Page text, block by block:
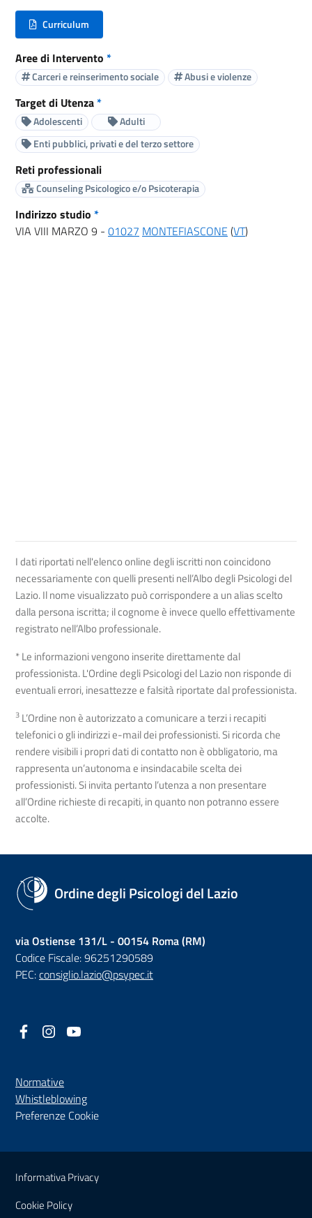
Curriculum
(nuova scheda - new tab)
Aree di Intervento *
Carceri e reinserimento sociale Abusi e violenze
Target di Utenza*
Adolescenti
Adulti
Enti pubblici, privati e del terzo settore
Reti professionali
Counseling Psicologico e/o Psicoterapia
Indirizzo studio *
VIA VIII MARZO 9 - 01027 MONTEFIASCONE (VT)
I dati riportati nell'elenco online degli iscritti non coincidono
necessariamente con quelli presenti nell’Albo degli Psicologi del
Lazio. Il nome visualizzato può corrispondere a un alias scelto
dalla persona iscritta; il cognome è invece quello effettivamente
registrato nell’Albo professionale.
* Le informazioni vengono inserite direttamente dal
professionista. L'Ordine degli Psicologi del Lazio non risponde di
eventuali errori, inesattezze e falsità riportate dal professionista.
3 L’Ordine non è autorizzato a comunicare a terzi i recapiti
telefonici o gli indirizzi e-mail dei professionisti. Si ricorda che
rendere visibili i propri dati di contatto non è obbligatorio, ma
rappresenta un’autonoma e insindacabile scelta dei
professionisti. Si invita pertanto l’utenza a non presentare
all’Ordine richieste di recapiti, in quanto non potranno essere
accolte.
Ordine degli Psicologi del Lazio
via Ostiense 131/L - 00154 Roma (RM)
Codice Fiscale: 96251290589
PEC:consiglio.lazio@psypec.it
Facebook
(nuova scheda - new tab)
Instagram
(nuova scheda - new tab)
Normative
Whistleblowing(nuova scheda - new tab)
Preferenze Cookie
Sezione Link Utili
Informativa Privacy
Cookie Policy